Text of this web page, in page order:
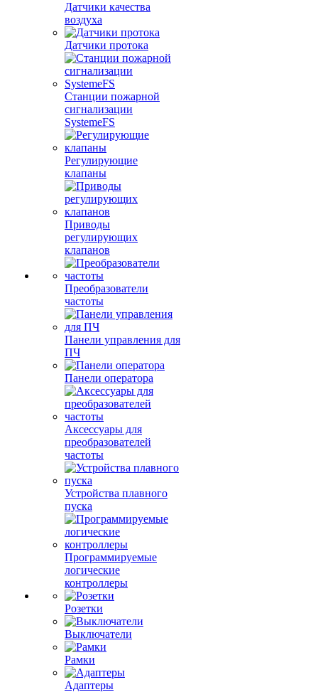
Датчики качества
воздуха
Датчики протока
Станции пожарной
сигнализации
SystemeFS
Регулирующие
клапаны
Приводы
регулирующих
клапанов
Преобразователи
частоты
Панели управления для
ПЧ
Панели оператора
Аксессуары для
преобразователей
частоты
Устройства плавного
пуска
Программируемые
логические
контроллеры
Розетки
Выключатели
Рамки
Адаптеры